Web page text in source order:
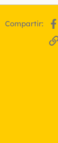
Compartir: